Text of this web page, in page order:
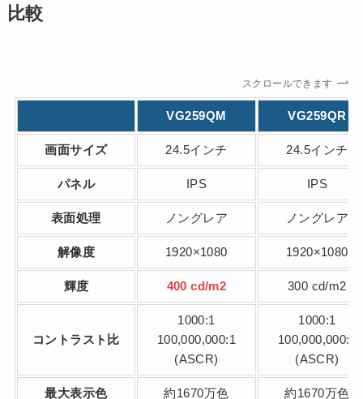
比較
スクロールできます
VG259QM VG259QR
画面サイズ 24.5インチ 24.5インチ
パネル IPS IPS
表面処理 ノングレア ノングレア
解像度 1920×1080 1920×1080
輝度 400 cd/m2 300 cd/m2
コントラスト比
1000:1
100,000,000:1
(ASCR)
1000:1
100,000,000:1
(ASCR)
最大表示色 約1670万色 約1670万色